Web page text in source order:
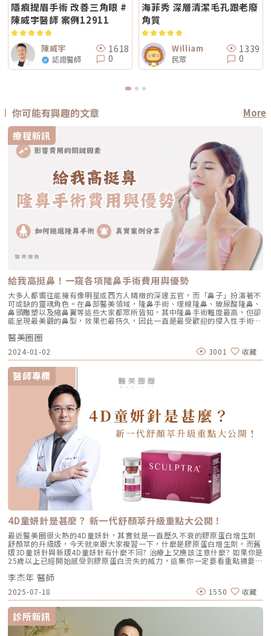
隱痕提眉手術 改善三角眼 #
陳威宇醫師 案例12911
陳威宇
認證醫師
1618
0
海菲秀 深層清潔毛孔跟老廢
角質
William
民眾
1339
0
你可能有興趣的文章
More
療程新訊
給我高挺鼻！一窺各項隆鼻手術費用與優勢
大多人都嚮往能擁有像明星或西方人精緻的深邃五官，而「鼻子」扮演著不
可或缺的靈魂角色。在鼻部醫美領域，隆鼻手術、埋線隆鼻、玻尿酸隆鼻、
鼻頭雕塑以及縮鼻翼等這些大家都眾所皆知，其中隆鼻手術難度最高，但卻
能呈現最美觀的鼻型，效果也最持久，因此一直是最受歡迎的侵入性手術項
目之一。一個吸睛的鼻型應當與五官比例相符，同時能提升臉部深邃立體
感。由於不同的醫師選擇的手術方式會不同，植入材料也有所區別。而隆鼻
手術費用、各項手術優勢、影響價格的因素又有哪些呢？就讓我們繼續看下
去。 如何挑選適合的隆鼻手術？市面上眾多隆鼻手術，涵蓋一段式、二段
式、三段式等不同選擇。在眾多選項中，如何選擇最適合自己的隆鼻手術
呢？多段式隆鼻手術：透過在鼻腔內堆疊I型或L型鼻模的薄片，調整鼻高
度。同時，利用自體耳軟骨塑造鼻頭的線條、提升眉心山根並延長鼻中膈。
多段式隆鼻手術採用薄片植入物，以多層次的方式置入，不僅能讓鼻子呈現
自然，還能使組織的貼合性更好，以減輕鼻樑的負擔。1段式隆鼻：傳統的
隆鼻手術通常將I型或L型鼻模直接置入鼻腔，以達到調整鼻高度的效果。這
種手術適用於原本具有山根，期望再追求更高挺鼻樑者。2段式隆鼻：採用I
型或L型鼻模置入鼻腔，進行高度調整。同時，手術會利用自體耳軟骨，以
增添鼻頭線條。這種方法不僅呈現更自然的效果，同時耳軟骨在鼻頭充當緩
衝器，有效降低了穿刺風險。適用於鼻頭塌陷、具有山根，渴望再追求更高
挺鼻樑者。3段式隆鼻：利用I型或L型鼻模分段後置入鼻腔，調整鼻子高
度。手術採用自體耳軟骨，用以塑造鼻頭線條、提升山根高度或延長鼻中
膈。3段式結構式隆鼻手術基本上已能有效調整各種鼻型問題，特別適用於
有朝天鼻、鼻翼太寬、鼻子較塌陷等問題。隆鼻手術各項優勢與費用比較
隆鼻項目 多段式隆鼻手術 傳統隆鼻手術 韓式隆鼻手術 結構式隆鼻手術 療
程方式 薄片堆疊鼻模搭配耳軟骨，眉心提升和鼻中膈的延長。 I型或L型鼻
延長。 療程時間 2至3小時 1小時 1至2小時 2至3小時 恢復期 約7-10天 約
5-7天 約5-7天 約7-10天 優勢 可塑性更高，自然度、安全性更高。 價格平
實，手術較簡易，假體明顯。 手術時間較短，朝天鼻或鼻孔外露難以矯
正。 可塑性高，自然度、 安全性高。 價格 60,000起 35,000起 45,000起
55,000起 影響隆鼻手術費用的關鍵因素不同材料：材料的不同會直接產生
成本差異，從矽膠、Gore-tex鼻模，到針劑類等，而不同的材料必須根據個
醫美圈圈
2024-01-02 3001 收藏
醫師專欄
4D童妍針是甚麼？ 新一代舒顏萃升級重點大公開！
最近醫美圈很火熱的4D童妍針，其實就是一直歷久不衰的膠原蛋白增生劑
舒顏萃的升級版，今天就來跟大家複習一下，什麼是膠原蛋白增生劑，而舊
版3D童妍針與新版4D童妍針有什麼不同? 治療上又應該注意什麼? 如果你是
25歲以上已經開始感受到膠原蛋白流失的威力，這集你一定要看重點摘要：
0:47 3D舒顏萃與4D童妍針作用機轉是什麼？01:25 舒顏萃特色是什麼？
03:04 4D童妍針升級重點LINE官方帳號一對一咨詢👉
https://reurl.cc/x3EQZN歡迎訂閱我的頻道👉https://reurl.cc/nY51k8關
注杰膚美診所FB👉https://reurl.cc/XQljva杰膚美診所官網👉
https://jfmskin.com/關注李杰年醫師FB👉https://reurl.cc/Mzk0nm杰膚
美診所地址：104台北市中山區復興北路50號2樓電話：02-8772-6625
李杰年 醫師
2025-07-18 1550 收藏
診所新訊